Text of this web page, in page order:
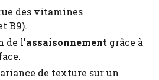
des vitamines
B9).
de l'assaisonnement grâce à
de texture sur un